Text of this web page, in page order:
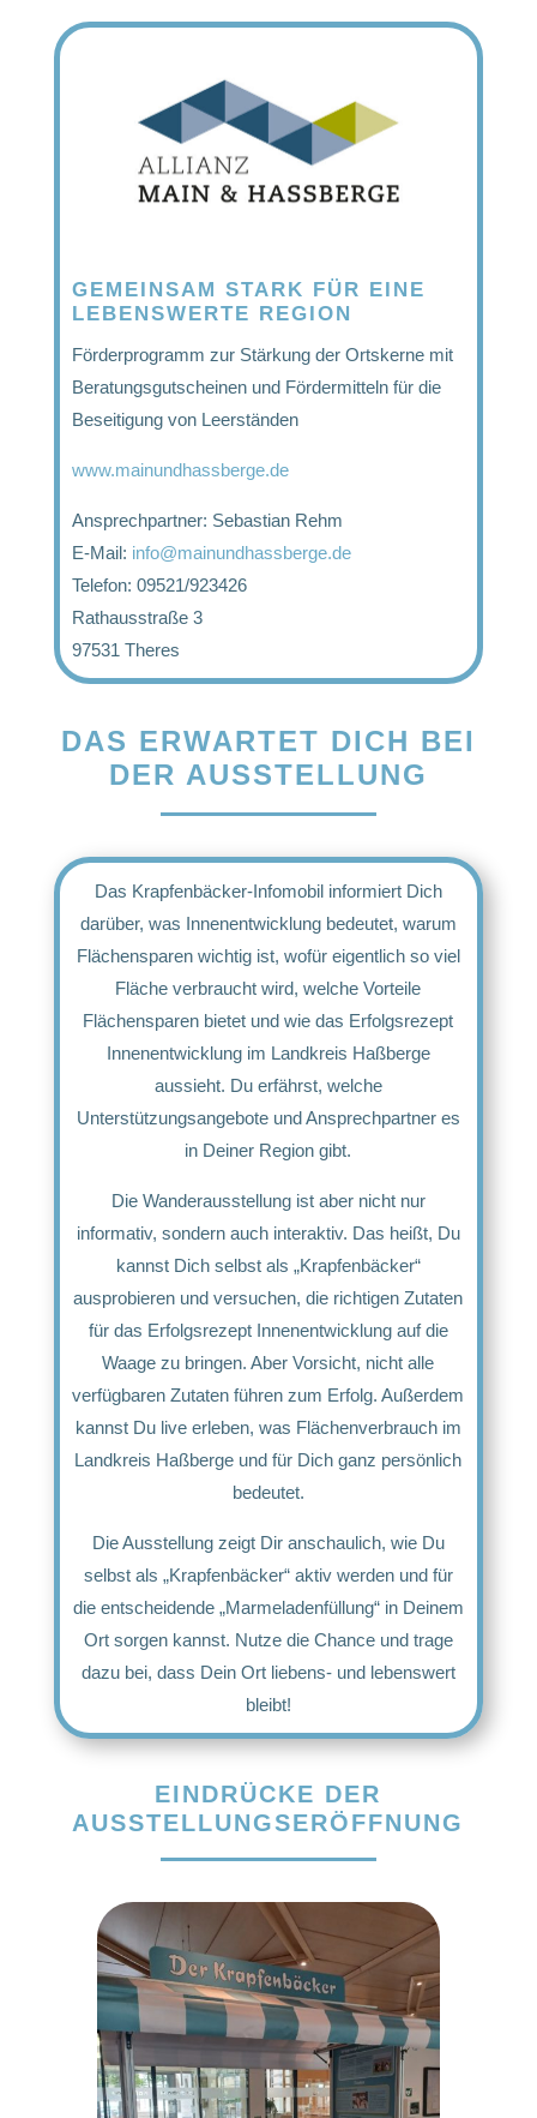
GEMEINSAM STARK FÜR EINE
LEBENSWERTE REGION
Förderprogramm zur Stärkung der Ortskerne mit
Beratungsgutscheinen und Fördermitteln für die
Beseitigung von Leerständen
www.mainundhassberge.de
Ansprechpartner: Sebastian Rehm
E-Mail: info@mainundhassberge.de
Telefon: 09521/923426
Rathausstraße 3
97531 Theres
DAS ERWARTET DICH BEI
DER AUSSTELLUNG
Das Krapfenbäcker-Infomobil informiert Dich
darüber, was Innenentwicklung bedeutet, warum
Flächensparen wichtig ist, wofür eigentlich so viel
Fläche verbraucht wird, welche Vorteile
Flächensparen bietet und wie das Erfolgsrezept
Innenentwicklung im Landkreis Haßberge
aussieht. Du erfährst, welche
Unterstützungsangebote und Ansprechpartner es
in Deiner Region gibt.
Die Wanderausstellung ist aber nicht nur
informativ, sondern auch interaktiv. Das heißt, Du
kannst Dich selbst als „Krapfenbäcker“
ausprobieren und versuchen, die richtigen Zutaten
für das Erfolgsrezept Innenentwicklung auf die
Waage zu bringen. Aber Vorsicht, nicht alle
verfügbaren Zutaten führen zum Erfolg. Außerdem
kannst Du live erleben, was Flächenverbrauch im
Landkreis Haßberge und für Dich ganz persönlich
bedeutet.
Die Ausstellung zeigt Dir anschaulich, wie Du
selbst als „Krapfenbäcker“ aktiv werden und für
die entscheidende „Marmeladenfüllung“ in Deinem
Ort sorgen kannst. Nutze die Chance und trage
dazu bei, dass Dein Ort liebens- und lebenswert
bleibt!
EINDRÜCKE DER
AUSSTELLUNGSERÖFFNUNG